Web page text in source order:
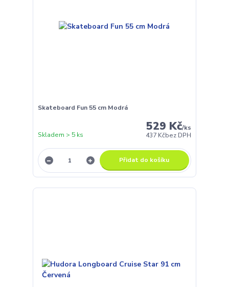
Skateboard Fun 55 cm Modrá
529 Kč/ks
437 Kčbez DPH
Skladem > 5 ks
Přidat do košíku